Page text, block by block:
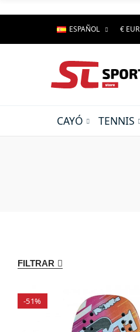
ESPAÑOL € EUR
CAYÓ TENNIS
FILTRAR
-51%